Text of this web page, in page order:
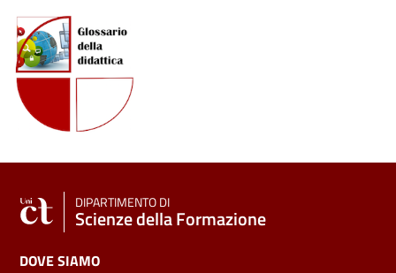
DIPARTIMENTO DI
Scienze della Formazione
DOVE SIAMO